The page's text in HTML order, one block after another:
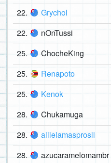
22. Grychol
22. nOnTussi
25. ChocheKing
25. Renapoto
25. Kenok
28. Chukamuga
28. allielamasprosii
28. azucaramelomambr